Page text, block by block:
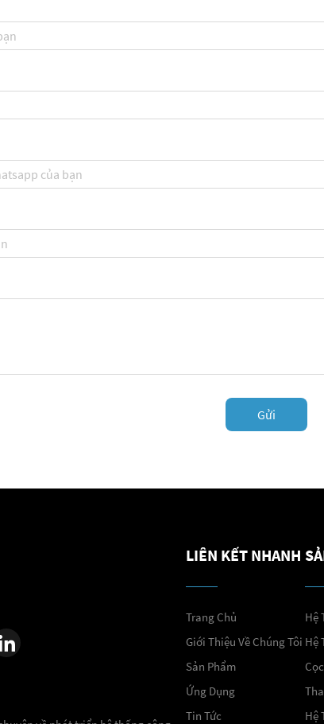
Gửi
LIÊN KẾT NHANH
Trang Chủ
Giới Thiệu Về Chúng Tôi
Sản Phẩm
Ứng Dụng
Tin Tức
Hệ
Hệ
Hệ